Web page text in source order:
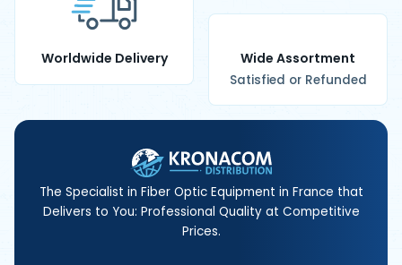
Worldwide Delivery Wide Assortment
Satisfied or Refunded
The Specialist in Fiber Optic Equipment in France that
Delivers to You: Professional Quality at Competitive
Prices.